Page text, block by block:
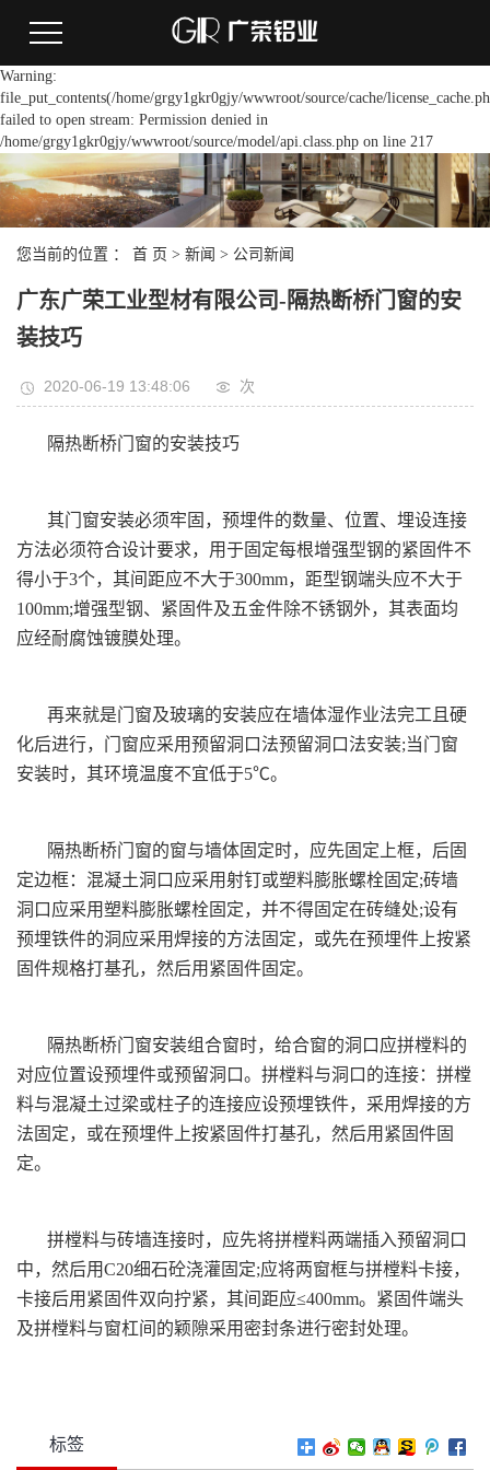
Warning:
file_put_contents(/home/grgy1gkr0gjy/wwwroot/source/cache/
failed to open stream: Permission denied in
/home/grgy1gkr0gjy/wwwroot/source/model/api.class.php on line 217
您当前的位置 ： 首 页 > 新闻 > 公司新闻
广东广荣工业型材有限公司-隔热断桥门窗的安
装技巧
2020-06-19 13:48:06 次
隔热断桥门窗的安装技巧
其门窗安装必须牢固，预埋件的数量、位置、埋设连接
方法必须符合设计要求，用于固定每根增强型钢的紧固件不
得小于3个，其间距应不大于300mm，距型钢端头应不大于
100mm;增强型钢、紧固件及五金件除不锈钢外，其表面均
应经耐腐蚀镀膜处理。
再来就是门窗及玻璃的安装应在墙体湿作业法完工且硬
化后进行，门窗应采用预留洞口法预留洞口法安装;当门窗
安装时，其环境温度不宜低于5℃。
隔热断桥门窗的窗与墙体固定时，应先固定上框，后固
定边框：混凝土洞口应采用射钉或塑料膨胀螺栓固定;砖墙
洞口应采用塑料膨胀螺栓固定，并不得固定在砖缝处;设有
预埋铁件的洞应采用焊接的方法固定，或先在预埋件上按紧
固件规格打基孔，然后用紧固件固定。
隔热断桥门窗安装组合窗时，给合窗的洞口应拼樘料的
对应位置设预埋件或预留洞口。拼樘料与洞口的连接：拼樘
料与混凝土过梁或柱子的连接应设预埋铁件，采用焊接的方
法固定，或在预埋件上按紧固件打基孔，然后用紧固件固
定。
拼樘料与砖墙连接时，应先将拼樘料两端插入预留洞口
中，然后用C20细石砼浇灌固定;应将两窗框与拼樘料卡接，
卡接后用紧固件双向拧紧，其间距应≤400mm。紧固件端头
及拼樘料与窗杠间的颖隙采用密封条进行密封处理。
标签